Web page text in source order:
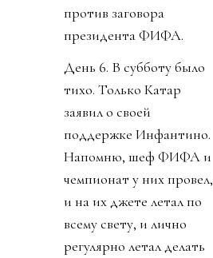
против заговора
президента ФИФА.
День 6. В субботу было
тихо. Только Катар
заявил о своей
поддержке Инфантино.
Напомню, шеф ФИФА и
чемпионат у них провел,
и на их джете летал по
всему свету, и лично
регулярно летал делать